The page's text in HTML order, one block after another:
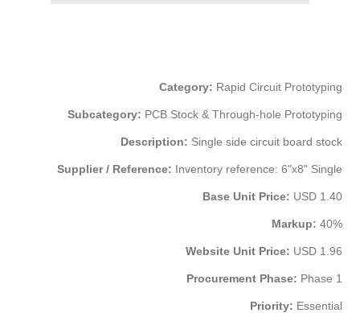
Category: Rapid Circuit Prototyping
Subcategory: PCB Stock & Through-hole Prototyping
Description: Single side circuit board stock
Supplier / Reference: Inventory reference: 6"x8" Single
Base Unit Price: USD 1.40
Markup: 40%
Website Unit Price: USD 1.96
Procurement Phase: Phase 1
Priority: Essential